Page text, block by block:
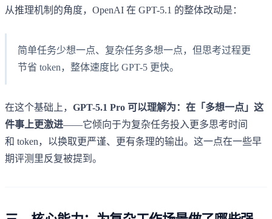
从推理机制的角度，OpenAI 在 GPT-5.1 的整体改动是：
简单任务少想一点、复杂任务多想一点，但思考过程更
节省 token，整体速度比 GPT-5 更快。
在这个基础上， GPT-5.1 Pro 可以理解为：在「多想一点」这
件事上更激进——它倾向于为复杂任务投入更多思考时间
和 token，以换取更严谨、更有条理的输出。这一点在一些早
期评测里反复被提到。